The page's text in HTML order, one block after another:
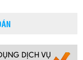
DỊCH VỤ